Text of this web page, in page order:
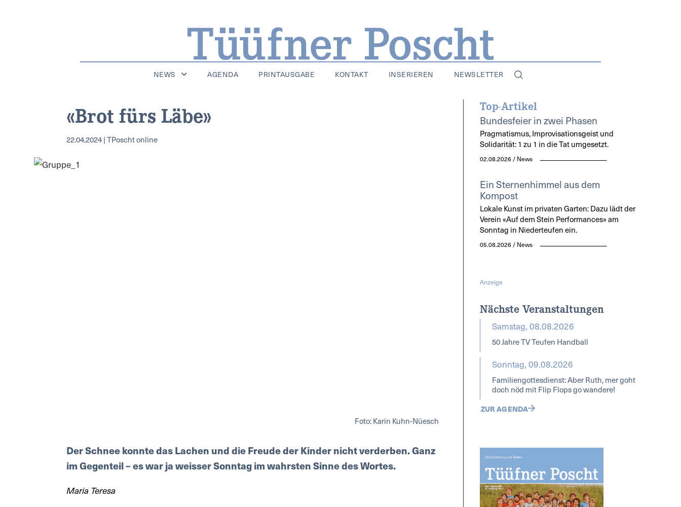
NEWS AGENDA PRINTAUSGABE KONTAKT INSERIEREN NEWSLETTER
«Brot fürs Läbe»
22.04.2024 | TPoscht online
Foto: Karin Kuhn-Nüesch
Der Schnee konnte das Lachen und die Freude der Kinder nicht verderben. Ganz
im Gegenteil – es war ja weisser Sonntag im wahrsten Sinne des Wortes.
Maria Teresa
Top-Artikel
Bundesfeier in zwei Phasen
Pragmatismus, Improvisationsgeist und
Solidarität: 1 zu 1 in die Tat umgesetzt.
02.08.2026 / News
Ein Sternenhimmel aus dem
Kompost
Lokale Kunst im privaten Garten: Dazu lädt der
Verein «Auf dem Stein Performances» am
Sonntag in Niederteufen ein.
05.08.2026 / News
Anzeige
Nächste Veranstaltungen
Samstag, 08.08.2026
50 Jahre TV Teufen Handball
Sonntag, 09.08.2026
Familiengottesdienst: Aber Ruth, mer goht
doch nöd mit Flip Flops go wandere!
ZUR AGENDA